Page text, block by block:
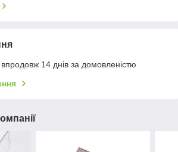
14 днів за домовленістю